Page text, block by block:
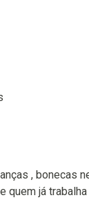
, bonecas
quem já trabalha